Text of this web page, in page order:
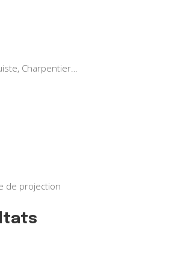
Charpentier…
de projection